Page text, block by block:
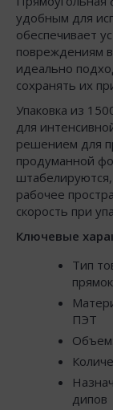
удобным для
обеспечивает
повреждениям
идеально
сохранять их
Упаковка из
для
решением для
продуманной
рабочее
скорость при
Ключевые
Тип
ПЭТ
дипов